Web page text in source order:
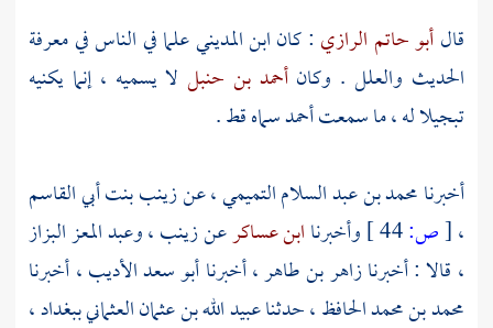
قالأبو حاتم الرازي : كانابن المدينيعلما في الناس في معرفة
الحديث والعلل . وكانأحمد بن حنبل لا يسميه ، إنما يكنيه
تبجيلا له ، ما سمعتأحمدسماه قط .
أخبرنامحمد بن عبد السلام التميمي، عنزينب بنت أبي القاسم
،[ص: وأخبرناابن عساكرعنزينب،وعبد المعز البزاز
، قالا : أخبرنازاهر بن طاهر، أخبرناأبو سعد الأديب، أخبرنا
محمد بن محمدالحافظ ، حدثناعبيد الله بن عثمان العثمانيببغداد،